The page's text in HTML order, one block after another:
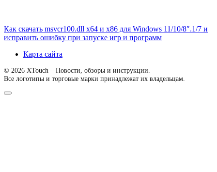
Как скачать msvcr100.dll x64 и x86 для Windows 11/10/8″.1/7 и
исправить ошибку при запуске игр и программ
Карта сайта
© 2026 XTouch – Новости, обзоры и инструкции.
Все логотипы и торговые марки принадлежат их владельцам.